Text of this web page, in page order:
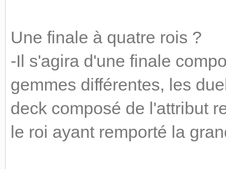
Une finale à quatre rois ?
-Il s'agira d'une finale
gemmes différentes, les
deck composé de l'attribut
le roi ayant remporté la